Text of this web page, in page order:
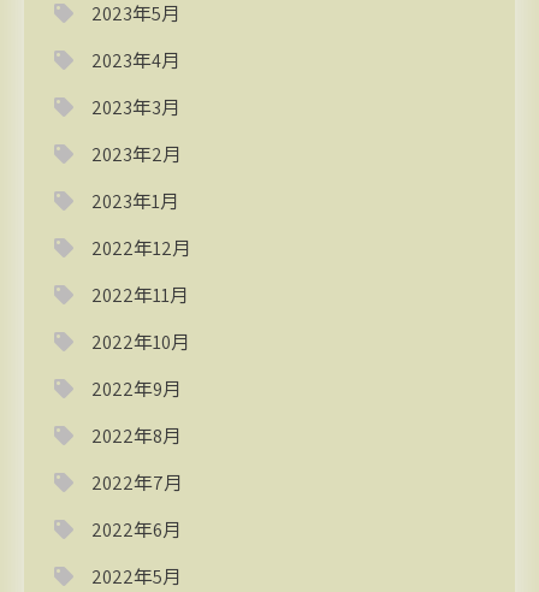
2023年5月
2023年4月
2023年3月
2023年2月
2023年1月
2022年12月
2022年11月
2022年10月
2022年9月
2022年8月
2022年7月
2022年6月
2022年5月